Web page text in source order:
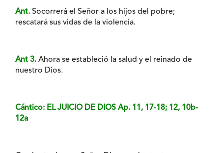
Ant. Socorrerá el Señor a los hijos del pobre;
rescatará sus vidas de la violencia.
Ant 3. Ahora se estableció la salud y el reinado de
nuestro Dios.
Cántico: EL JUICIO DE DIOS Ap. 11, 17-18; 12, 10b-
12a